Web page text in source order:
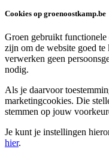
Cookies op groenoostkamp.be
Groen gebruikt
zijn om de website goed
verwerken geen
nodig.
Als je daarvoor
marketingcookies. Die
stemmen op jouw
Je kunt je instellingen
hier.